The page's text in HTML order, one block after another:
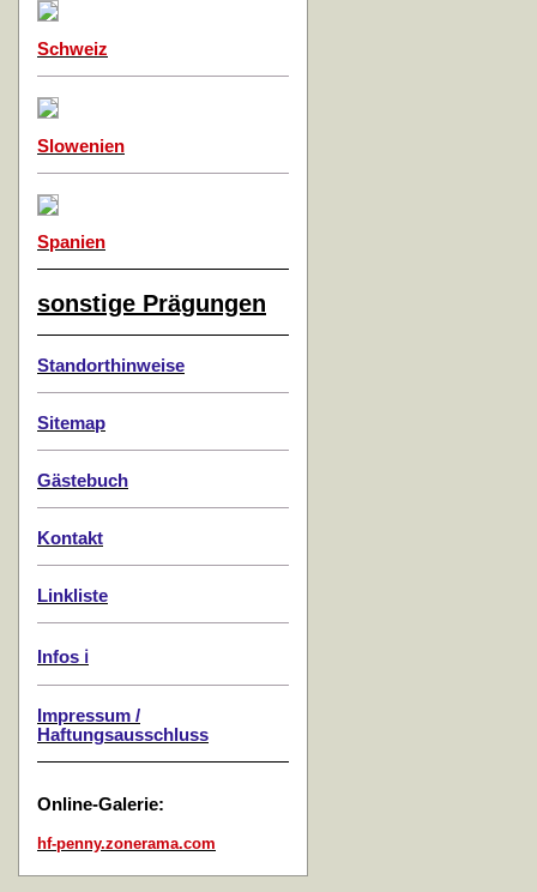
Schweiz
Slowenien
Spanien
sonstige Prägungen
Standorthinweise
Sitemap
Gästebuch
Kontakt
Linkliste
Infos ℹ️
Impressum /
Haftungsausschluss
Online-Galerie:
hf-penny.zonerama.com